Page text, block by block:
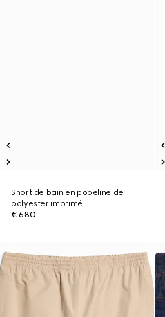
Short de bain en popeline de
polyester imprimé
€ 680